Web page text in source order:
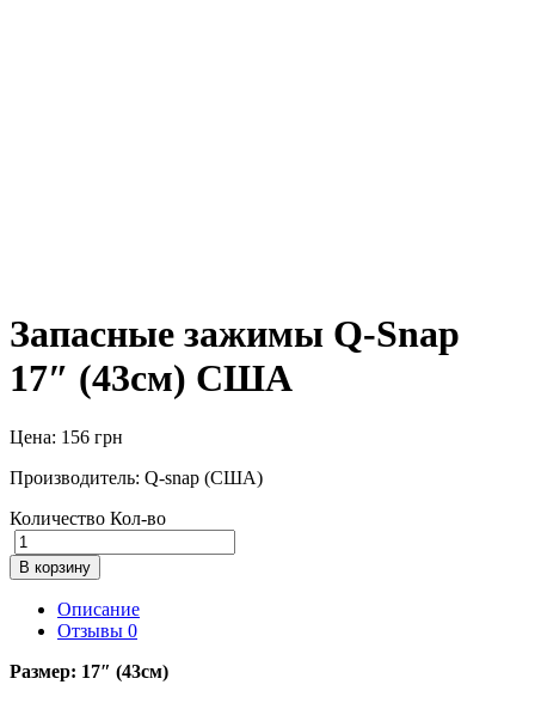
Запасные зажимы Q-Snap
17″ (43см) США
Цена: 156 грн
Производитель: Q-snap (США)
Количество Кол-во
В корзину
Описание
Отзывы 0
Размер: 17″ (43см)